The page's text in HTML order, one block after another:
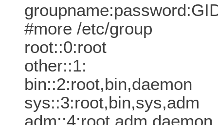
#more /etc/group
root::0:root
other::1:
bin::2:root,bin,daemon
sys::3:root,bin,sys,adm